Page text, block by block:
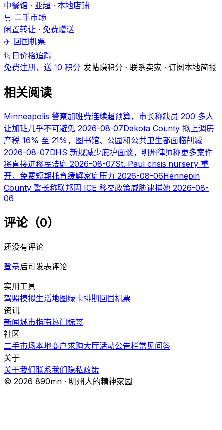
中餐馆 · 亚超 · 本地店铺
🛒 二手市场
闲置转让 · 免费赠送
✈️ 回国机票
每日价格追踪
免费注册，送 10 积分 发帖赚积分 · 联系卖家 · 订阅本地简报
相关阅读
Minneapolis 警察加班费连续超预算，市长称缺员 200 多人
让加班几乎不可避免 2026-08-07Dakota County 拟上调房
产税 16% 至 21%，图书馆、公园和公共卫生都面临削减
2026-08-07DHS 新规减少庇护面谈，明州律师称更多案件
将直接进移民法庭 2026-08-07St. Paul crisis nursery 重
开，免费短期托育缓解家庭压力 2026-08-06Hennepin
County 警长称联邦因 ICE 移交政策威胁逮捕她 2026-08-
06
评论（0）
还没有评论
登录后可发表评论
实用工具
驾照模拟生活地图绿卡排期回国机票
资讯
新闻城市指南热门标签
社区
二手市场本地商户求购大厅活动公告栏常见问答
关于
关于我们联系我们隐私政策
© 2026 890mn · 明州人的精神家园